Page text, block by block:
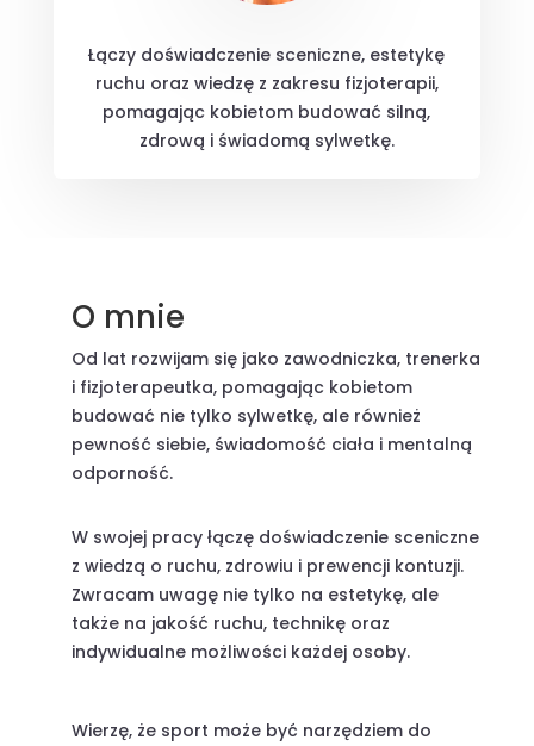
Łączy doświadczenie sceniczne, estetykę
ruchu oraz wiedzę z zakresu fizjoterapii,
pomagając kobietom budować silną,
zdrową i świadomą sylwetkę.
O mnie
Od lat rozwijam się jako zawodniczka, trenerka
i fizjoterapeutka, pomagając kobietom
budować nie tylko sylwetkę, ale również
pewność siebie, świadomość ciała i mentalną
odporność.
W swojej pracy łączę doświadczenie sceniczne
z wiedzą o ruchu, zdrowiu i prewencji kontuzji.
Zwracam uwagę nie tylko na estetykę, ale
także na jakość ruchu, technikę oraz
indywidualne możliwości każdej osoby.
Wierzę, że sport może być narzędziem do